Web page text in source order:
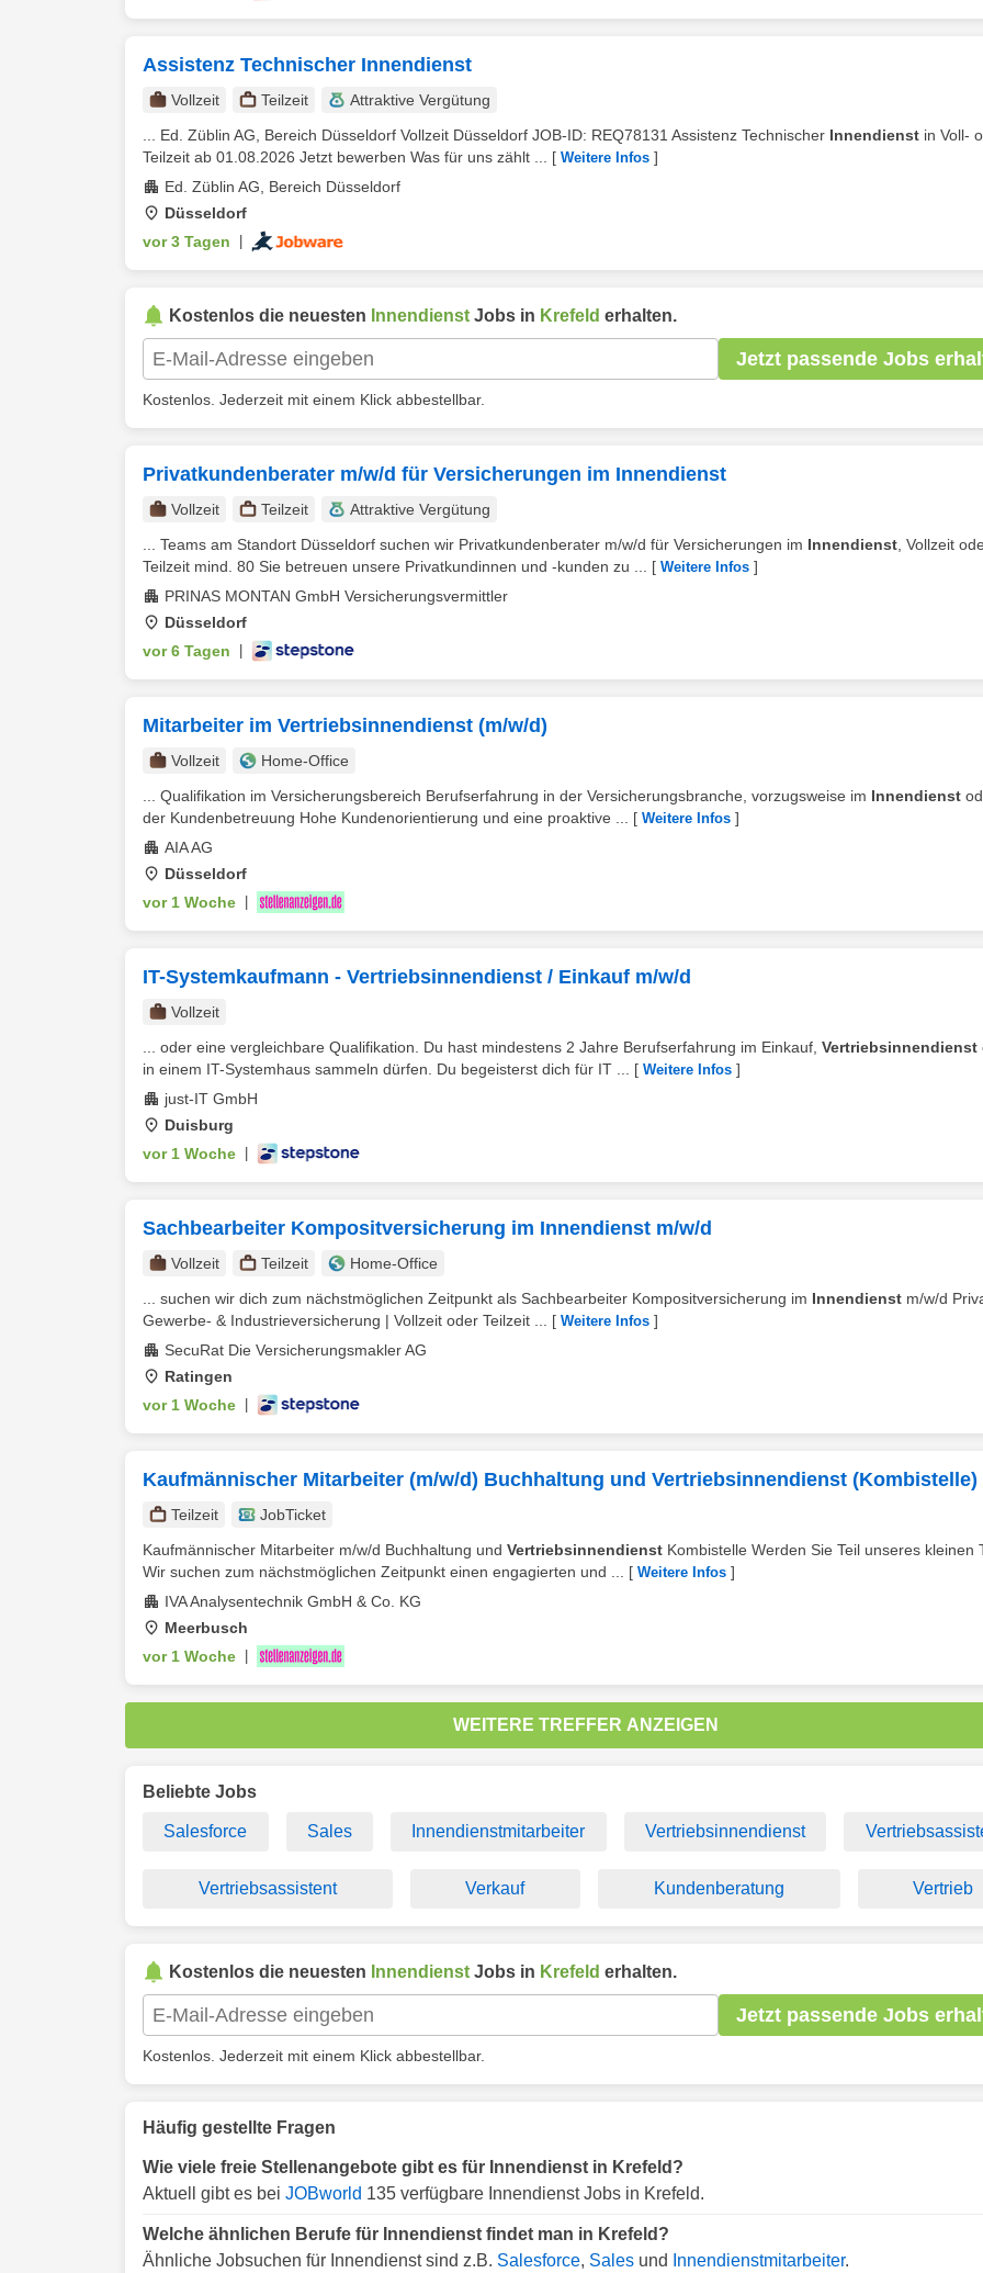
Assistenz Technischer Innendienst
Vollzeit Teilzeit
Attraktive Vergütung
... Ed. Züblin AG, Bereich Düsseldorf Vollzeit Düsseldorf JOB-ID: REQ78131 Assistenz Technischer Innendienst in Voll-
Teilzeit ab 01.08.2026 Jetzt bewerben Was für uns zählt ...
[ Weitere Infos ]
Ed. Züblin AG, Bereich Düsseldorf
Düsseldorf
vor 3 Tagen
Kostenlos die neuesten Innendienst Jobs in Krefeld erhalten.
Jetzt passende Jobs
Kostenlos. Jederzeit mit einem Klick abbestellbar.
Privatkundenberater m/w/d für Versicherungen im Innendienst
Vollzeit Teilzeit
Attraktive Vergütung
... Teams am Standort Düsseldorf suchen wir Privatkundenberater m/w/d für Versicherungen im Innendienst , Vollzeit
Teilzeit mind. 80 Sie betreuen unsere Privatkundinnen und -kunden zu ...
[ Weitere Infos ]
PRINAS MONTAN GmbH Versicherungsvermittler
Düsseldorf
vor 6 Tagen
Mitarbeiter im Vertriebsinnendienst (m/w/d)
Vollzeit
Home-Office
... Qualifikation im Versicherungsbereich Berufserfahrung in der Versicherungsbranche, vorzugsweise im Innendienst
der Kundenbetreuung Hohe Kundenorientierung und eine proaktive ...
[ Weitere Infos ]
AIA AG
Düsseldorf
vor 1 Woche
IT-Systemkaufmann - Vertriebsinnendienst / Einkauf m/w/d
Vollzeit
... oder eine vergleichbare Qualifikation. Du hast mindestens 2 Jahre Berufserfahrung im Einkauf, Vertriebsinnendienst
in einem IT-Systemhaus sammeln dürfen. Du begeisterst dich für IT ...
[ Weitere Infos ]
just-IT GmbH
Duisburg
vor 1 Woche
Sachbearbeiter Kompositversicherung im Innendienst m/w/d
Vollzeit Teilzeit
Home-Office
... suchen wir dich zum nächstmöglichen Zeitpunkt als Sachbearbeiter Kompositversicherung im Innendienst m⁠/⁠w⁠/⁠d
Gewerbe- & Industrieversicherung | Vollzeit oder Teilzeit ...
[ Weitere Infos ]
SecuRat Die Versicherungsmakler AG
Ratingen
vor 1 Woche
Kaufmännischer Mitarbeiter (m/w/d) Buchhaltung und Vertriebsinnendienst (Kombistelle)
Teilzeit
JobTicket
Kaufmännischer Mitarbeiter m/w/d Buchhaltung und Vertriebsinnendienst Kombistelle Werden Sie Teil unseres kleinen
Wir suchen zum nächstmöglichen Zeitpunkt einen engagierten und ...
[ Weitere Infos ]
IVA Analysentechnik GmbH & Co. KG
Meerbusch
vor 1 Woche
WEITERE TREFFER ANZEIGEN
Beliebte Jobs
Salesforce Sales Innendienstmitarbeiter Vertriebsinnendienst
Vertriebsassistent Verkauf Kundenberatung Vertrieb
Kostenlos die neuesten Innendienst Jobs in Krefeld erhalten.
Jetzt passende Jobs
Kostenlos. Jederzeit mit einem Klick abbestellbar.
Häufig gestellte Fragen
Wie viele freie Stellenangebote gibt es für Innendienst in Krefeld?
Aktuell gibt es bei JOBworld 135 verfügbare Innendienst Jobs in Krefeld.
Welche ähnlichen Berufe für Innendienst findet man in Krefeld?
Ähnliche Jobsuchen für Innendienst sind z.B. Salesforce, Sales und Innendienstmitarbeiter.